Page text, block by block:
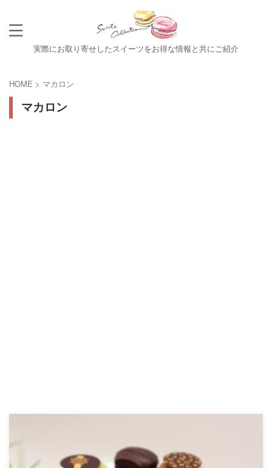
実際にお取り寄せしたスイーツをお得な情報と共にご紹介
HOME > マカロン
マカロン